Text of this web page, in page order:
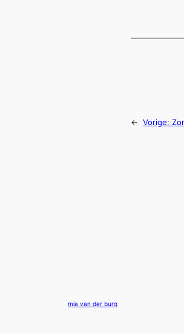
← Vorige:
mia van der burg